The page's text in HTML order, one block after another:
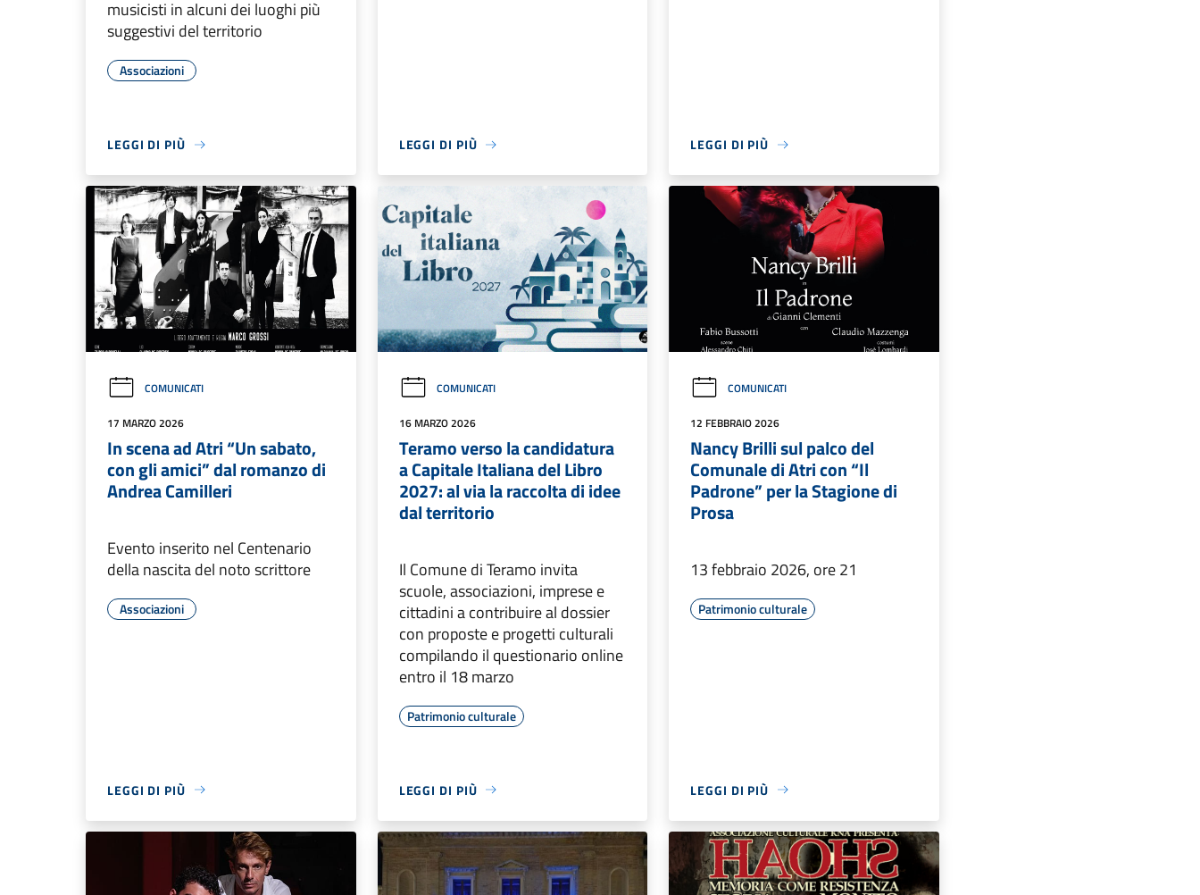
musicisti in alcuni dei luoghi più
suggestivi del territorio
Associazioni
LEGGI DI PIÙ LEGGI DI PIÙ LEGGI DI PIÙ
COMUNICATI
17 MARZO 2026
In scena ad Atri “Un sabato,
con gli amici” dal romanzo di
Andrea Camilleri
Evento inserito nel Centenario
della nascita del noto scrittore
Associazioni
LEGGI DI PIÙ
COMUNICATI
16 MARZO 2026
Teramo verso la candidatura
a Capitale Italiana del Libro
2027: al via la raccolta di idee
dal territorio
Il Comune di Teramo invita
scuole, associazioni, imprese e
cittadini a contribuire al dossier
con proposte e progetti culturali
compilando il questionario online
entro il 18 marzo
Patrimonio culturale
LEGGI DI PIÙ
COMUNICATI
12 FEBBRAIO 2026
Nancy Brilli sul palco del
Comunale di Atri con “Il
Padrone” per la Stagione di
Prosa
13 febbraio 2026, ore 21
Patrimonio culturale
LEGGI DI PIÙ